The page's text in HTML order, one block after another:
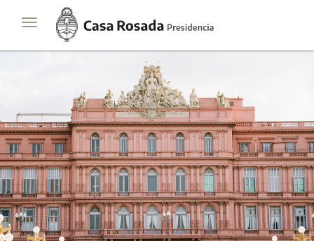
Toggle
navigation
Casa
Rosada
Presidencia
de